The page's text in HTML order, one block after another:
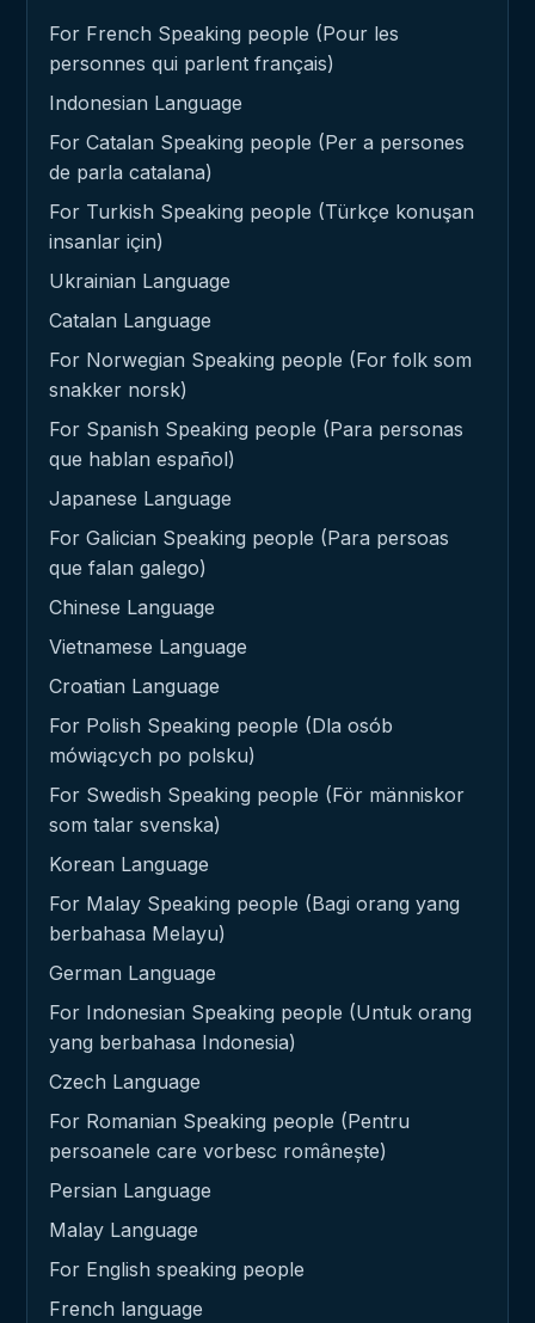
For French Speaking people (Pour les
personnes qui parlent français)
Indonesian Language
For Catalan Speaking people (Per a persones
de parla catalana)
For Turkish Speaking people (Türkçe konuşan
insanlar için)
Ukrainian Language
Catalan Language
For Norwegian Speaking people (For folk som
snakker norsk)
For Spanish Speaking people (Para personas
que hablan español)
Japanese Language
For Galician Speaking people (Para persoas
que falan galego)
Chinese Language
Vietnamese Language
Croatian Language
For Polish Speaking people (Dla osób
mówiących po polsku)
For Swedish Speaking people (För människor
som talar svenska)
Korean Language
For Malay Speaking people (Bagi orang yang
berbahasa Melayu)
German Language
For Indonesian Speaking people (Untuk orang
yang berbahasa Indonesia)
Czech Language
For Romanian Speaking people (Pentru
persoanele care vorbesc românește)
Persian Language
Malay Language
For English speaking people
French language